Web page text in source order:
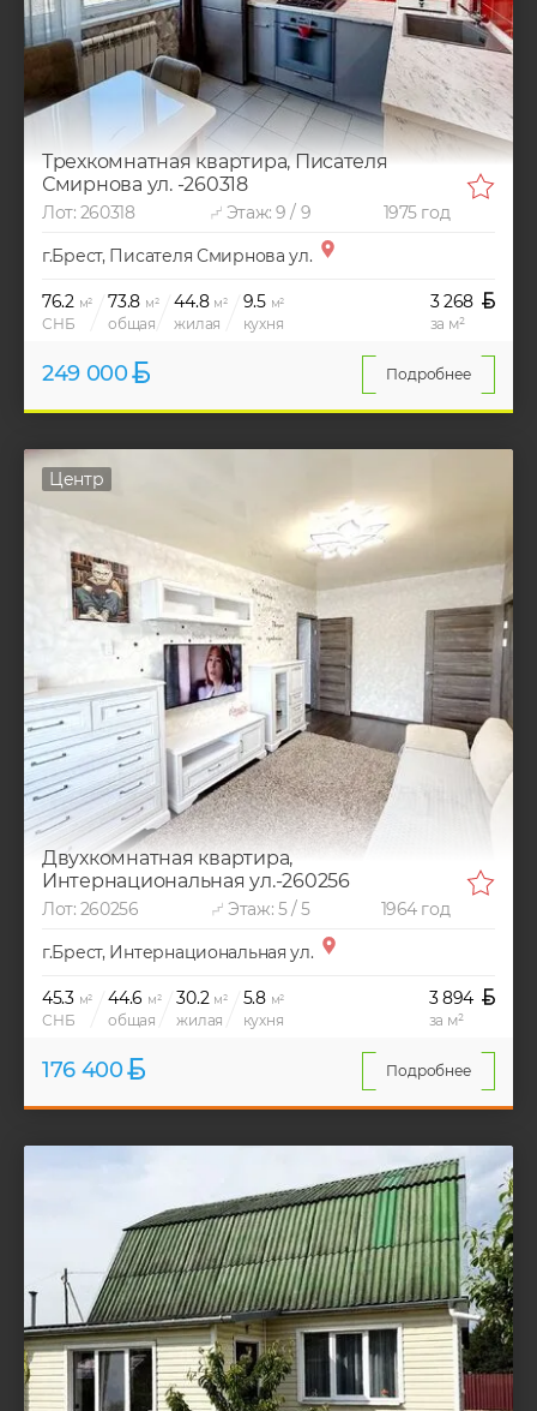
Трехкомнатная квартира, Писателя
Смирнова ул. -260318
Лот: 260318 Этаж: 9 / 9
1975 год
г.Брест, Писателя Смирнова ул.
76.2 м²
СНБ
73.8 м²
общая
44.8 м²
жилая
9.5 м²
кухня
3 268
за м²
249 000 Подробнее
Центр
Двухкомнатная квартира,
Интернациональная ул.-260256
Лот: 260256 Этаж: 5 / 5
1964 год
г.Брест, Интернациональная ул.
45.3 м²
СНБ
44.6 м²
общая
30.2 м²
жилая
5.8 м²
кухня
3 894
за м²
176 400 Подробнее